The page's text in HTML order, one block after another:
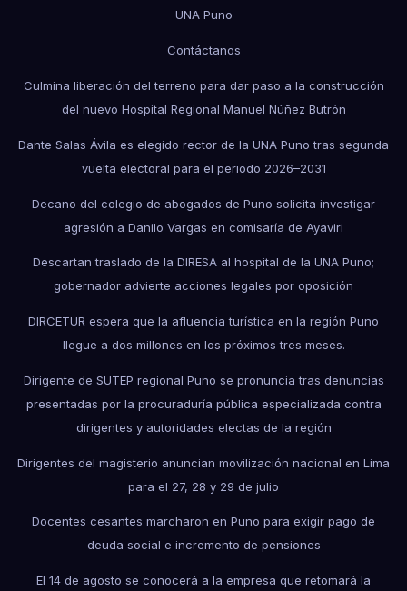
UNA Puno
Contáctanos
Culmina liberación del terreno para dar paso a la construcción
del nuevo Hospital Regional Manuel Núñez Butrón
Dante Salas Ávila es elegido rector de la UNA Puno tras segunda
vuelta electoral para el periodo 2026–2031
Decano del colegio de abogados de Puno solicita investigar
agresión a Danilo Vargas en comisaría de Ayaviri
Descartan traslado de la DIRESA al hospital de la UNA Puno;
gobernador advierte acciones legales por oposición
DIRCETUR espera que la afluencia turística en la región Puno
llegue a dos millones en los próximos tres meses.
Dirigente de SUTEP regional Puno se pronuncia tras denuncias
presentadas por la procuraduría pública especializada contra
dirigentes y autoridades electas de la región
Dirigentes del magisterio anuncian movilización nacional en Lima
para el 27, 28 y 29 de julio
Docentes cesantes marcharon en Puno para exigir pago de
deuda social e incremento de pensiones
El 14 de agosto se conocerá a la empresa que retomará la